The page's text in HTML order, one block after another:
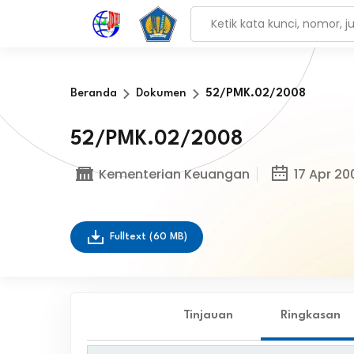
Beranda Dokumen 52/PMK.02/2008
52/PMK.02/2008
Kementerian Keuangan 17 Apr
Fulltext (60 MB)
Tinjauan Ringkasan